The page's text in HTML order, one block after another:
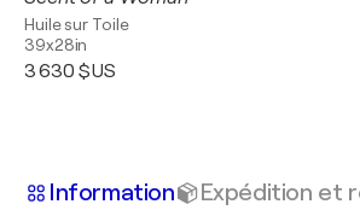
Huile sur Toile
39x28in
3 630 $US
Information Expédition et